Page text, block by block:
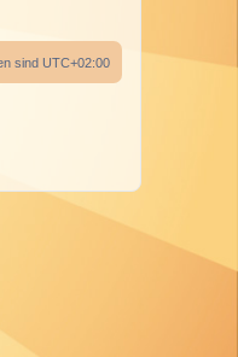
sind UTC+02:00